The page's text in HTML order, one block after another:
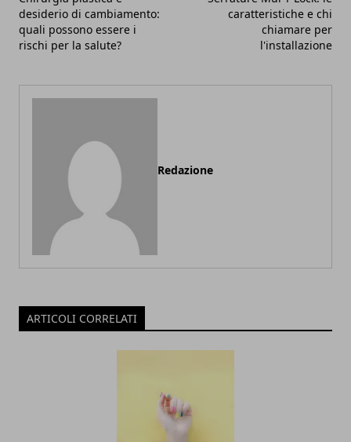
desiderio di cambiamento:
quali possono essere i
rischi per la salute?
caratteristiche e chi
chiamare per
l'installazione
Redazione
ARTICOLI CORRELATI